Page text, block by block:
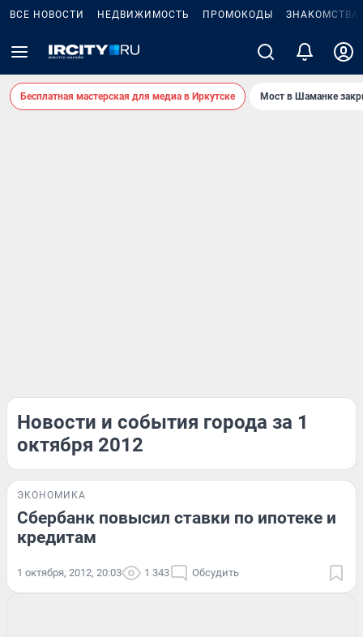
ВСЕ НОВОСТИ НЕДВИЖИМОСТЬ ПРОМОКОДЫ ЗНАКОМСТВА
Бесплатная мастерская для медиа в Иркутске Мост в Шаманке
Новости и события города за 1
октября 2012
ЭКОНОМИКА
Сбербанк повысил ставки по ипотеке и
кредитам
1 октября, 2012, 20:03 1 343 Обсудить